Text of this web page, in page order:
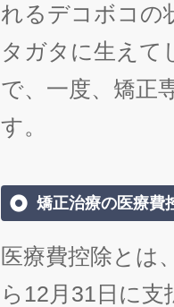
れるデコボコの
タガタに生えて
で、一度、矯正
す。
矯正治療の医療費
医療費控除とは
ら12月31日に